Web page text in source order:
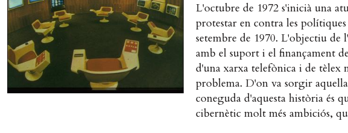
L'octubre de 1972 s'inicià una
protestar en contra les
setembre de 1970. L'objectiu
amb el suport i el finançament
d'una xarxa telefònica i de tèlex
problema. D'on va sorgir
coneguda d'aquesta història és
cibernètic molt més ambiciós,